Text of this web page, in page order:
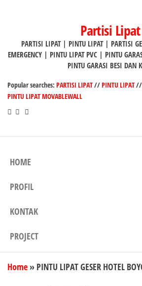
Partisi Lipat
PARTISI LIPAT | PINTU LIPAT | PARTISI
EMERGENCY | PINTU LIPAT PVC | PINTU
PINTU GARASI BESI DAN
Popular searches: PARTISI LIPAT//PINTU LIPAT//
PINTU LIPAT MOVABLEWALL
HOME
PROFIL
KONTAK
PROJECT
Home » PINTU LIPAT GESER HOTEL